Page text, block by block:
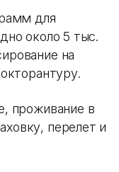
для
около 5 тыс.
на
проживание в
перелет и